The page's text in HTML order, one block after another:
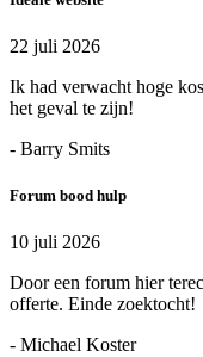
22 juli 2026
Ik had verwacht hoge
het geval te zijn!
- Barry Smits
Forum bood hulp
10 juli 2026
Door een forum hier
offerte. Einde zoektocht!
- Michael Koster